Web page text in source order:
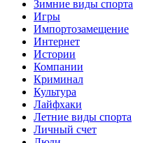
Зимние виды спорта
Игры
Импортозамещение
Интернет
Истории
Компании
Криминал
Культура
Лайфхаки
Летние виды спорта
Личный счет